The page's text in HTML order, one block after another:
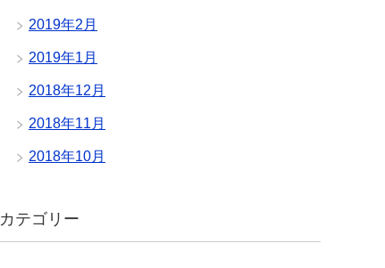
2019年2月
2019年1月
2018年12月
2018年11月
2018年10月
カテゴリー